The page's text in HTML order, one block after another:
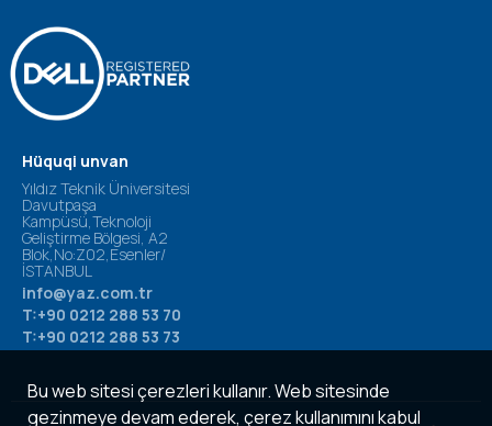
Bu web sitesi çerezleri kullanır. Web sitesinde
gezinmeye devam ederek, çerez kullanımını kabul
Hüquqi unvan
Yıldız Teknik Üniversitesi
Davutpaşa
Kampüsü,Teknoloji
Geliştirme Bölgesi, A2
Blok,No:Z02,Esenler/
İSTANBUL
info@yaz.com.tr
T:+90 0212 288 53 70
T:+90 0212 288 53 73